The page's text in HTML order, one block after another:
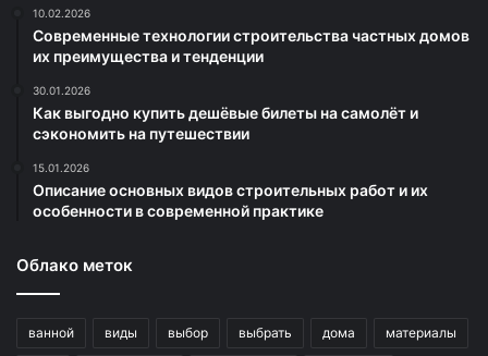
10.02.2026
Современные технологии строительства частных домов
их преимущества и тенденции
30.01.2026
Как выгодно купить дешёвые билеты на самолёт и
сэкономить на путешествии
15.01.2026
Описание основных видов строительных работ и их
особенности в современной практике
Облако меток
ванной виды выбор выбрать дома материалы